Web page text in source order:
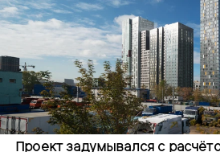
Проект задумывался с